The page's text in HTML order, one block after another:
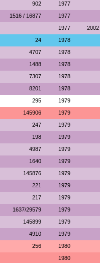
902 1977
1516 / 16877 1977
1977 2002
24 1978
4707 1978
1488 1978
7307 1978
8201 1978
295 1979
145906 1979
247 1979
198 1979
4987 1979
1640 1979
145876 1979
221 1979
217 1979
1637/29579 1979
145899 1979
4910 1979
256 1980
1980